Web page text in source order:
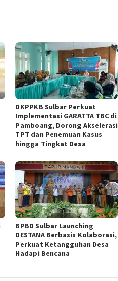
DKPPKB Sulbar Perkuat
Implementasi GARATTA TBC di
Pamboang, Dorong Akselerasi
TPT dan Penemuan Kasus
hingga Tingkat Desa
BPBD Sulbar Launching
DESTANA Berbasis Kolaborasi,
Perkuat Ketangguhan Desa
Hadapi Bencana